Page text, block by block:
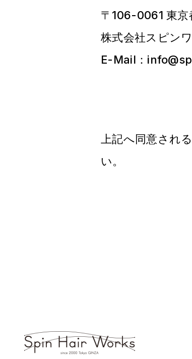
〒106-0061 東
株式会社スピン
E-Mail：
上記へ同意され
い。